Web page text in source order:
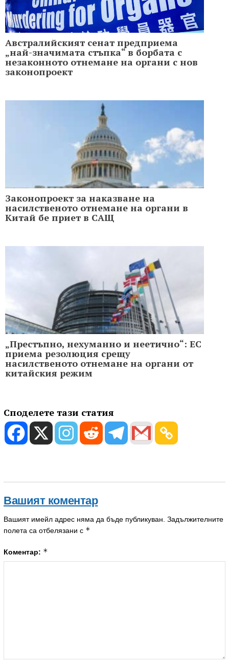
Австралийският сенат предприема
„най-значимата стъпка“ в борбата с
незаконното отнемане на органи с нов
законопроект
Законопроект за наказване на
насилственото отнемане на органи в
Китай бе приет в САЩ
„Престъпно, нехуманно и неетично“: ЕС
приема резолюция срещу
насилственото отнемане на органи от
китайския режим
Споделете тази статия
Вашият коментар
Вашият имейл адрес няма да бъде публикуван. Задължителните
полета са отбелязани с *
Коментар: *